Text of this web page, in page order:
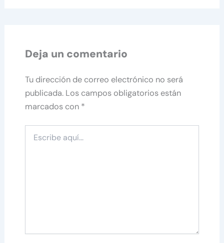
Deja un comentario
Tu dirección de correo electrónico no será
publicada. Los campos obligatorios están
marcados con *
aquí...